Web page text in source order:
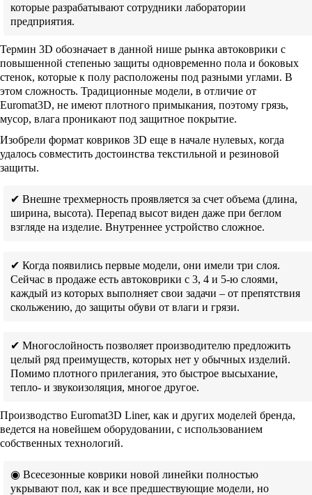
которые разрабатывают сотрудники лаборатории
предприятия.
Термин 3D обозначает в данной нише рынка автоковрики с
повышенной степенью защиты одновременно пола и боковых
стенок, которые к полу расположены под разными углами. В
этом сложность. Традиционные модели, в отличие от
Euromat3D, не имеют плотного примыкания, поэтому грязь,
мусор, влага проникают под защитное покрытие.
Изобрели формат ковриков 3D еще в начале нулевых, когда
удалось совместить достоинства текстильной и резиновой
защиты.
✔ Внешне трехмерность проявляется за счет объема (длина,
ширина, высота). Перепад высот виден даже при беглом
взгляде на изделие. Внутреннее устройство сложное.
✔ Когда появились первые модели, они имели три слоя.
Сейчас в продаже есть автоковрики с 3, 4 и 5-ю слоями,
каждый из которых выполняет свои задачи – от препятствия
скольжению, до защиты обуви от влаги и грязи.
✔ Многослойность позволяет производителю предложить
целый ряд преимуществ, которых нет у обычных изделий.
Помимо плотного прилегания, это быстрое высыхание,
тепло- и звукоизоляция, многое другое.
Производство Euromat3D Liner, как и других моделей бренда,
ведется на новейшем оборудовании, с использованием
собственных технологий.
◉ Всесезонные коврики новой линейки полностью
укрывают пол, как и все предшествующие модели, но